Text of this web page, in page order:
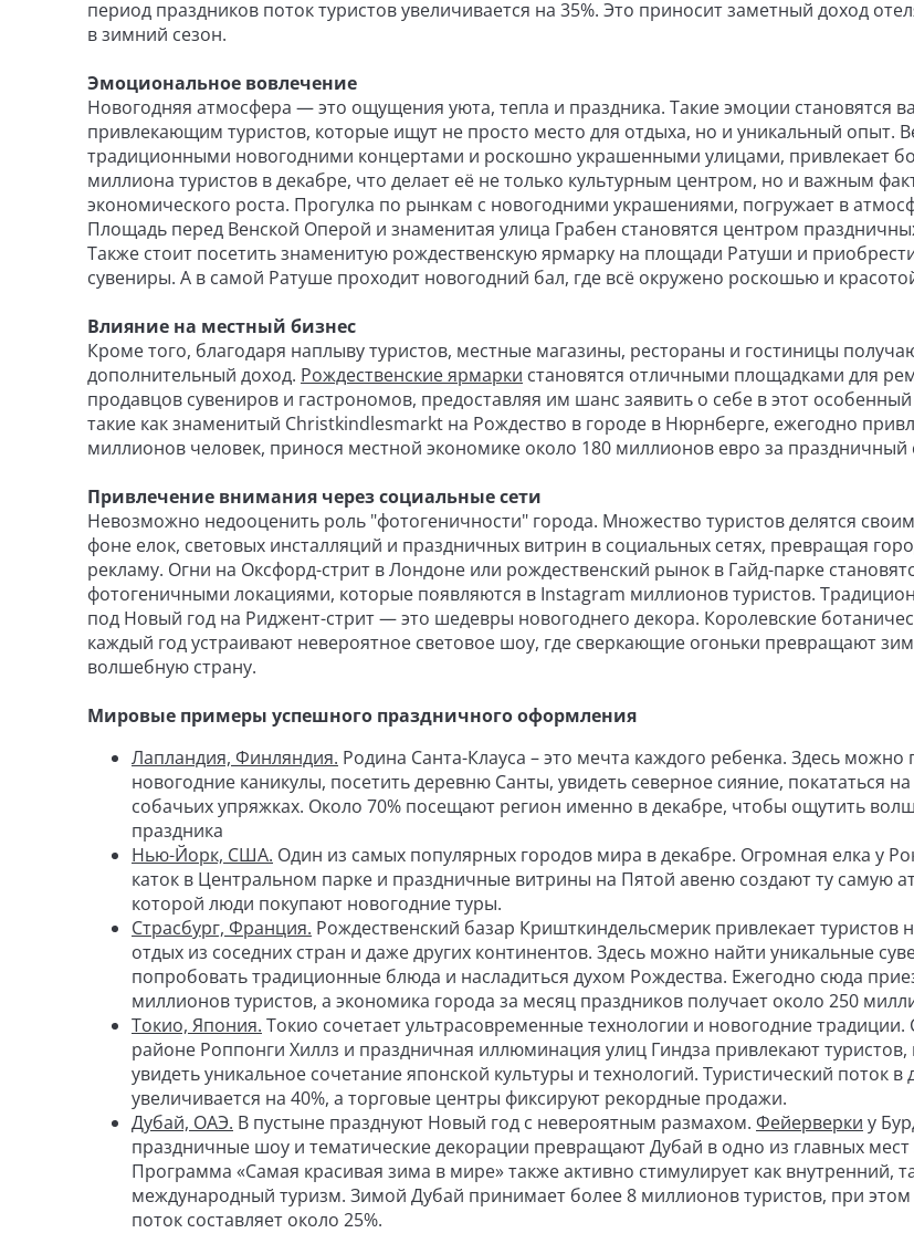
период праздников поток туристов увеличивается на 35%. Это приносит заметный доход
в зимний сезон.
Эмоциональное вовлечение
Новогодняя атмосфера — это ощущения уюта, тепла и праздника. Такие эмоции становятся
привлекающим туристов, которые ищут не просто место для отдыха, но и уникальный опыт.
традиционными новогодними концертами и роскошно украшенными улицами, привлекает
миллиона туристов в декабре, что делает её не только культурным центром, но и важным
экономического роста. Прогулка по рынкам с новогодними украшениями, погружает в
Площадь перед Венской Оперой и знаменитая улица Грабен становятся центром
Также стоит посетить знаменитую рождественскую ярмарку на площади Ратуши и
сувениры. А в самой Ратуше проходит новогодний бал, где всё окружено роскошью и
Влияние на местный бизнес
Кроме того, благодаря наплыву туристов, местные магазины, рестораны и гостиницы
дополнительный доход. Рождественские ярмарки становятся отличными площадками для
продавцов сувениров и гастрономов, предоставляя им шанс заявить о себе в этот
такие как знаменитый Christkindlesmarkt на Рождество в городе в Нюрнберге, ежегодно
миллионов человек, принося местной экономике около 180 миллионов евро за праздничный
Привлечение внимания через социальные сети
Невозможно недооценить роль "фотогеничности" города. Множество туристов делятся
фоне елок, световых инсталляций и праздничных витрин в социальных сетях, превращая
рекламу. Огни на Оксфорд-стрит в Лондоне или рождественский рынок в Гайд-парке
фотогеничными локациями, которые появляются в Instagram миллионов туристов.
под Новый год на Риджент-стрит — это шедевры новогоднего декора. Королевские
каждый год устраивают невероятное световое шоу, где сверкающие огоньки превращают
волшебную страну.
Мировые примеры успешного праздничного оформления
Лапландия, Финляндия. Родина Санта-Клауса – это мечта каждого ребенка. Здесь можно
новогодние каникулы, посетить деревню Санты, увидеть северное сияние, покататься
собачьих упряжках. Около 70% посещают регион именно в декабре, чтобы ощутить
праздника
Нью-Йорк, США. Один из самых популярных городов мира в декабре. Огромная елка у
каток в Центральном парке и праздничные витрины на Пятой авеню создают ту самую
которой люди покупают новогодние туры.
Страсбург, Франция. Рождественский базар Кришткиндельсмерик привлекает туристов
отдых из соседних стран и даже других континентов. Здесь можно найти уникальные
попробовать традиционные блюда и насладиться духом Рождества. Ежегодно сюда
миллионов туристов, а экономика города за месяц праздников получает около 250
Токио, Япония. Токио сочетает ультрасовременные технологии и новогодние
районе Роппонги Хиллз и праздничная иллюминация улиц Гиндза привлекают туристов,
увидеть уникальное сочетание японской культуры и технологий. Туристический поток в
увеличивается на 40%, а торговые центры фиксируют рекордные продажи.
Дубай, ОАЭ. В пустыне празднуют Новый год с невероятным размахом. Фейерверки у
праздничные шоу и тематические декорации превращают Дубай в одно из главных мест
Программа «Самая красивая зима в мире» также активно стимулирует как внутренний,
международный туризм. Зимой Дубай принимает более 8 миллионов туристов, при этом
поток составляет около 25%.